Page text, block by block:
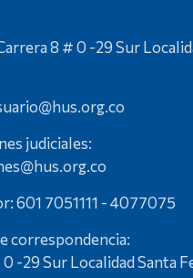
8 # 0 -29 Sur
judiciales:
601 7051111 - 4077075
correspondencia:
-29 Sur Localidad Santa